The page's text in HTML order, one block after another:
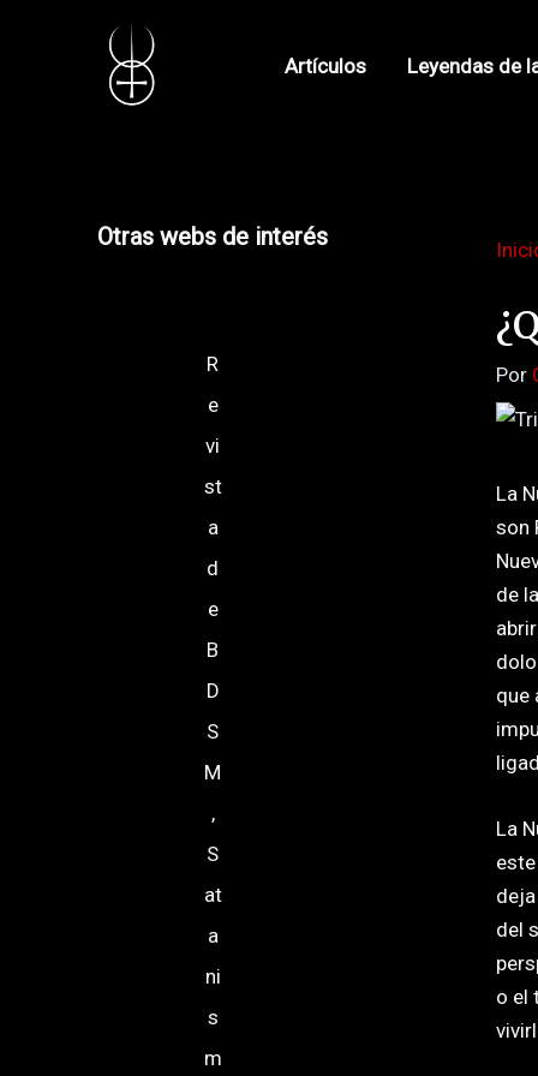
Artículos Leyendas de
Otras webs de interés
R
e
vi
st
a
d
e
B
D
S
M
,
S
at
a
ni
s
m
Por
La
son
de
que
La
del
o el
entradas